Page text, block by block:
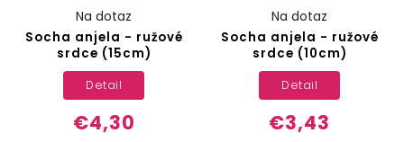
Socha anjela - ružové
srdce (15cm)
Na dotaz
€4,30
Detail
Socha anjela - ružové
srdce (10cm)
Na dotaz
€3,43
Detail